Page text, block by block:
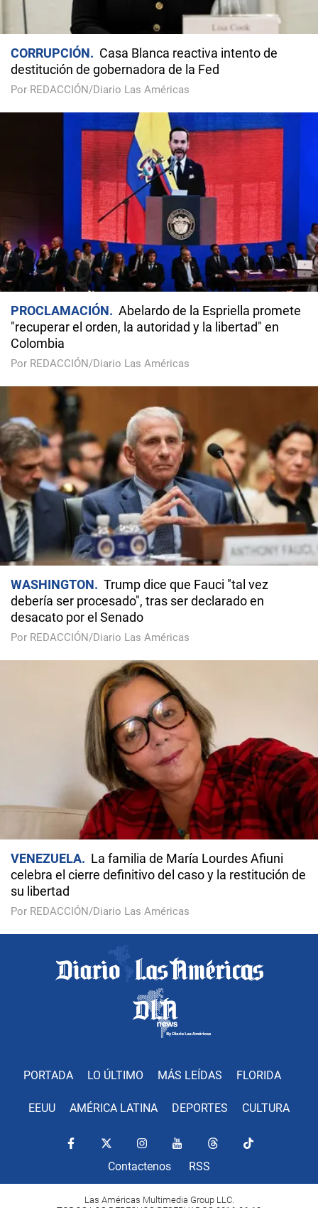
CORRUPCIÓN
Casa Blanca reactiva intento de
destitución de gobernadora de la Fed
Por REDACCIÓN/Diario Las Américas
PROCLAMACIÓN
Abelardo de la Espriella promete
"recuperar el orden, la autoridad y la libertad" en
Colombia
Por REDACCIÓN/Diario Las Américas
WASHINGTON
Trump dice que Fauci "tal vez
debería ser procesado", tras ser declarado en
desacato por el Senado
Por REDACCIÓN/Diario Las Américas
VENEZUELA
La familia de María Lourdes Afiuni
celebra el cierre definitivo del caso y la restitución de
su libertad
Por REDACCIÓN/Diario Las Américas
PORTADA LO ÚLTIMO MÁS LEÍDAS FLORIDA
EEUU AMÉRICA LATINA DEPORTES CULTURA
Contactenos RSS
Las Américas Multimedia Group LLC.